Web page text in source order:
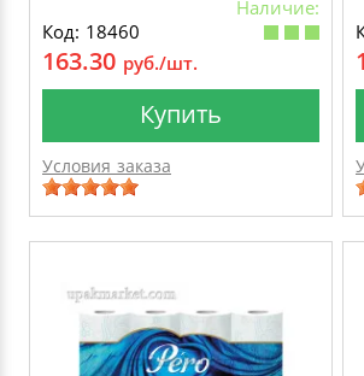
Наличие:
Код: 18460
163.30 руб./шт.
Купить
Условия заказа